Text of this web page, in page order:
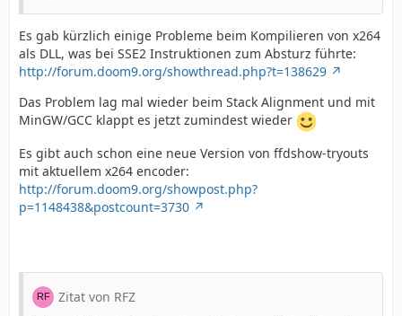
Es gab kürzlich einige Probleme beim Kompilieren von x264
als DLL, was bei SSE2 Instruktionen zum Absturz führte:
http://forum.doom9.org/showthread.php?t=138629
Das Problem lag mal wieder beim Stack Alignment und mit
MinGW/GCC klappt es jetzt zumindest wieder
Es gibt auch schon eine neue Version von ffdshow-tryouts
mit aktuellem x264 encoder:
http://forum.doom9.org/showpost.php?
p=1148438&postcount=3730
Zitat von RFZ